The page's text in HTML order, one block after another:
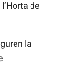
de
la